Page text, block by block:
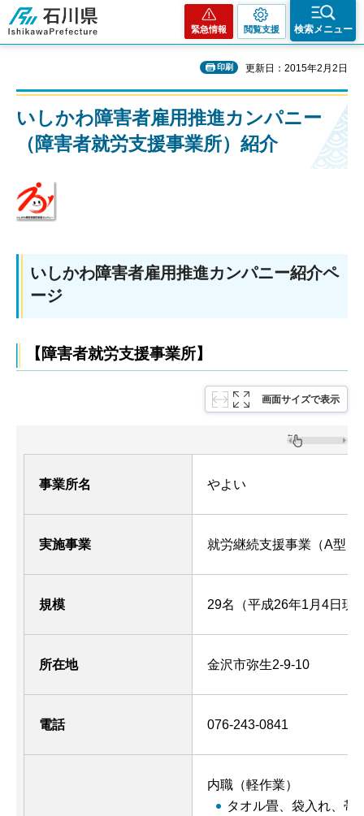
石川県
緊急情報 閲覧支援 検索メニュー
印刷 更新日：2015年2月2日
いしかわ障害者雇用推進カンパニー
（障害者就労支援事業所）紹介
いしかわ障害者雇用推進カンパニー紹介ペ
ージ
【障害者就労支援事業所】
画面サイズで表示
事業所名 やよい
実施事業 就労継続支援事業（A型）
規模 29名（平成26年1月4日現
所在地 金沢市弥生2-9-10
電話 076-243-0841
内職（軽作業）
タオル畳、袋入れ、帯